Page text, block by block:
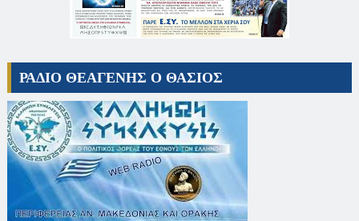
ΡΑΔΙΟ ΘΕΑΓΕΝΗΣ Ο ΘΑΣΙΟΣ